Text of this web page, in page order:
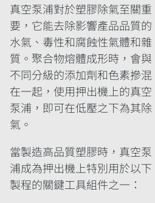
真空泵浦對於塑膠除氣至關重
要，它能去除影響產品品質的
水氣、毒性和腐蝕性氣體和雜
質。聚合物熔體成形時，會與
不同分級的添加劑和色素摻混
在一起，使用押出機上的真空
泵浦，即可在低壓之下為其除
氣。
當製造高品質塑膠時，真空泵
浦成為押出機上特別用於以下
製程的關鍵工具組件之一：